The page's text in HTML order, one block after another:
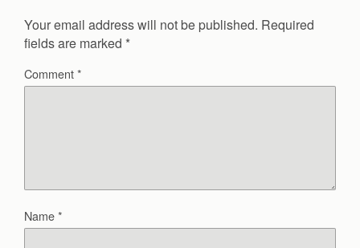
Your email address will not be published. Required
fields are marked *
Comment*
Name*